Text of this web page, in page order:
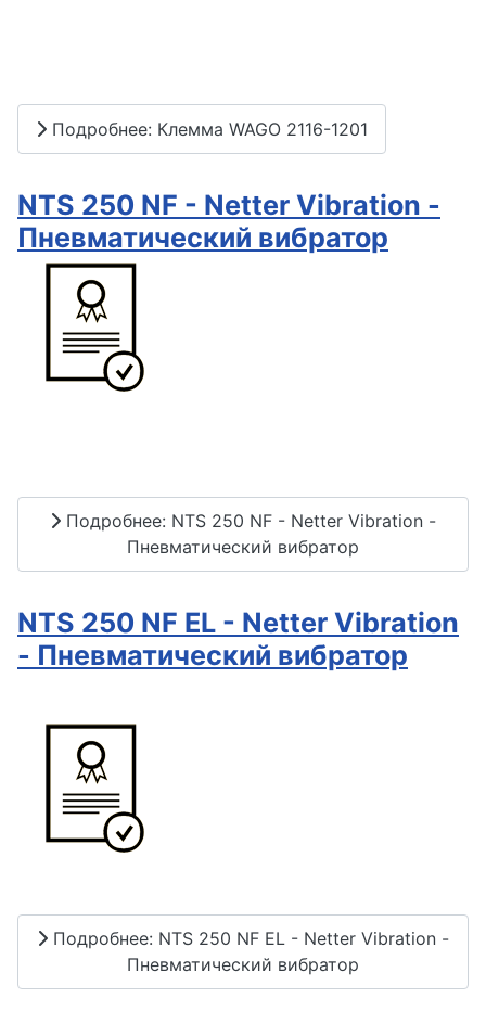
Подробнее: Клемма WAGO 2116-1201
NTS 250 NF - Netter Vibration -
Пневматический вибратор
Подробнее: NTS 250 NF - Netter Vibration -
Пневматический вибратор
NTS 250 NF EL - Netter Vibration
- Пневматический вибратор
Подробнее: NTS 250 NF EL - Netter Vibration -
Пневматический вибратор